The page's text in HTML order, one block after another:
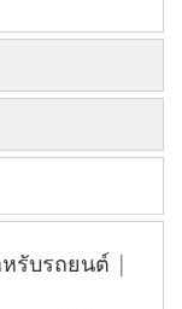
หรับรถยนต์ |